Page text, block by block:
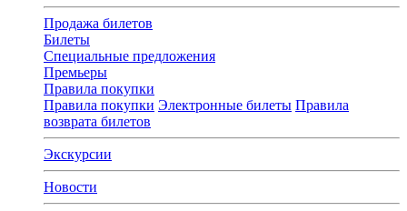
Продажа билетов
Билеты
Специальные предложения
Премьеры
Правила покупки
Правила покупки Электронные билеты Правила
возврата билетов
Экскурсии
Новости